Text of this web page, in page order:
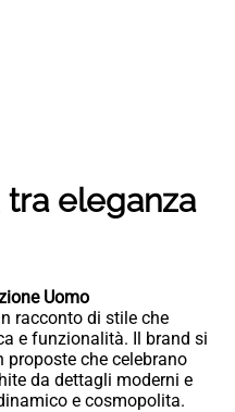
tra eleganza
Uomo
racconto di stile che
e funzionalità. Il brand si
che celebrano
da dettagli moderni e
e cosmopolita.